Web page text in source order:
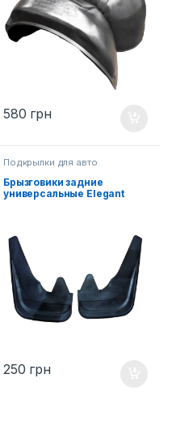
580 грн
Подкрылки для авто
Брызговики задние
универсальные Elegant
250 грн